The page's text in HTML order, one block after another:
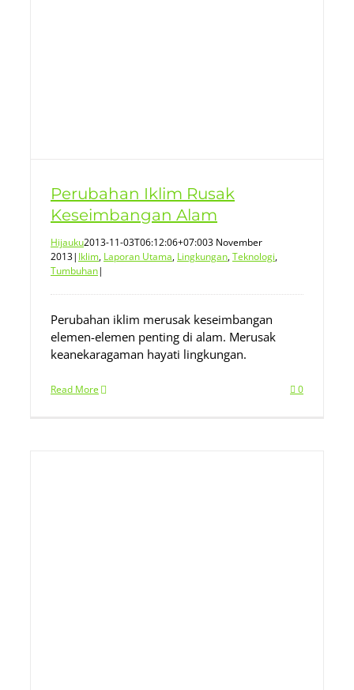
Perubahan Iklim Rusak
Keseimbangan Alam
Hijauku2013-11-03T06:12:06+07:003 November
2013| Iklim, Laporan Utama, Lingkungan,Teknologi,
Tumbuhan|
Perubahan iklim merusak keseimbangan
elemen-elemen penting di alam. Merusak
keanekaragaman hayati lingkungan.
Read More 0